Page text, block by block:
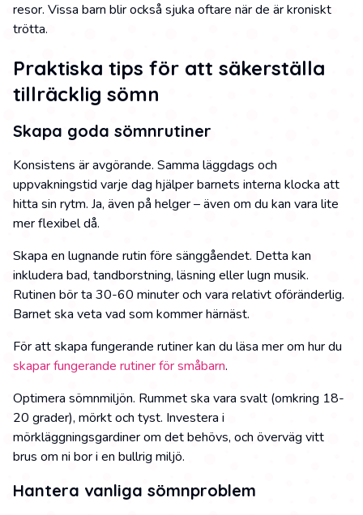
resor. Vissa barn blir också sjuka oftare när de är kroniskt
trötta.
Praktiska tips för att säkerställa
tillräcklig sömn
Skapa goda sömnrutiner
Konsistens är avgörande. Samma läggdags och
uppvakningstid varje dag hjälper barnets interna klocka att
hitta sin rytm. Ja, även på helger – även om du kan vara lite
mer flexibel då.
Skapa en lugnande rutin före sänggåendet. Detta kan
inkludera bad, tandborstning, läsning eller lugn musik.
Rutinen bör ta 30-60 minuter och vara relativt oföränderlig.
Barnet ska veta vad som kommer härnäst.
För att skapa fungerande rutiner kan du läsa mer om hur du
skapar fungerande rutiner för småbarn.
Optimera sömnmiljön. Rummet ska vara svalt (omkring 18-
20 grader), mörkt och tyst. Investera i
mörkläggningsgardiner om det behövs, och överväg vitt
brus om ni bor i en bullrig miljö.
Hantera vanliga sömnproblem